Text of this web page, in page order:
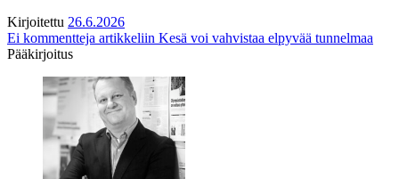
Kirjoitettu 26.6.2026
Ei kommentteja artikkeliin Kesä voi vahvistaa elpyvää tunnelmaa
Pääkirjoitus